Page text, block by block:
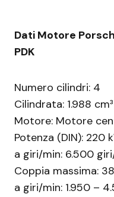
Dati Motore
PDK
Numero cilindri: 4
Cilindrata: 1.988 cm³
Motore: Motore
Potenza (DIN): 220
a giri/min: 6.500
Coppia massima:
a giri/min: 1.950 –